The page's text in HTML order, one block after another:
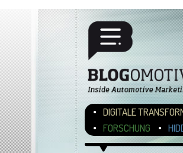
Hauptmenü
ZUM INHALT WECHSELN
ZUM SEKUNDÄREN
DIGITALE
FORSCHUNG
Bilder-Navigation